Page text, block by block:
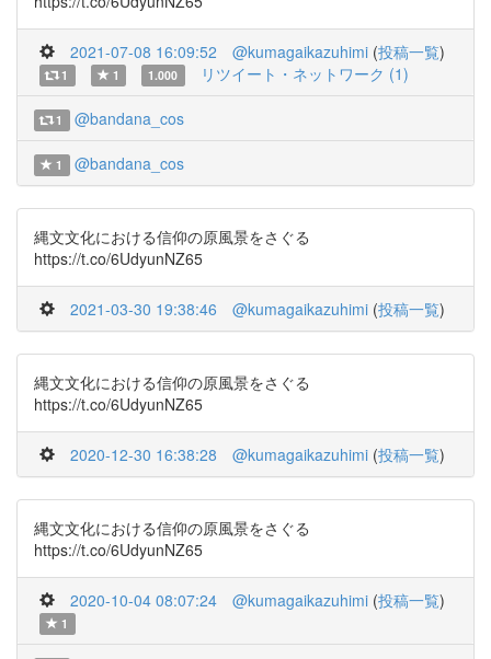
2021-07-08 16:09:52 @kumagaikazuhimi (投稿一覧)
1 1 1.000 リツイート・ネットワーク (1)
1 @bandana_cos
1 @bandana_cos
縄文文化における信仰の原風景をさぐる
https://t.co/6UdyunNZ65
2021-03-30 19:38:46 @kumagaikazuhimi (投稿一覧)
縄文文化における信仰の原風景をさぐる
https://t.co/6UdyunNZ65
2020-12-30 16:38:28 @kumagaikazuhimi (投稿一覧)
縄文文化における信仰の原風景をさぐる
https://t.co/6UdyunNZ65
2020-10-04 08:07:24 @kumagaikazuhimi (投稿一覧)
1